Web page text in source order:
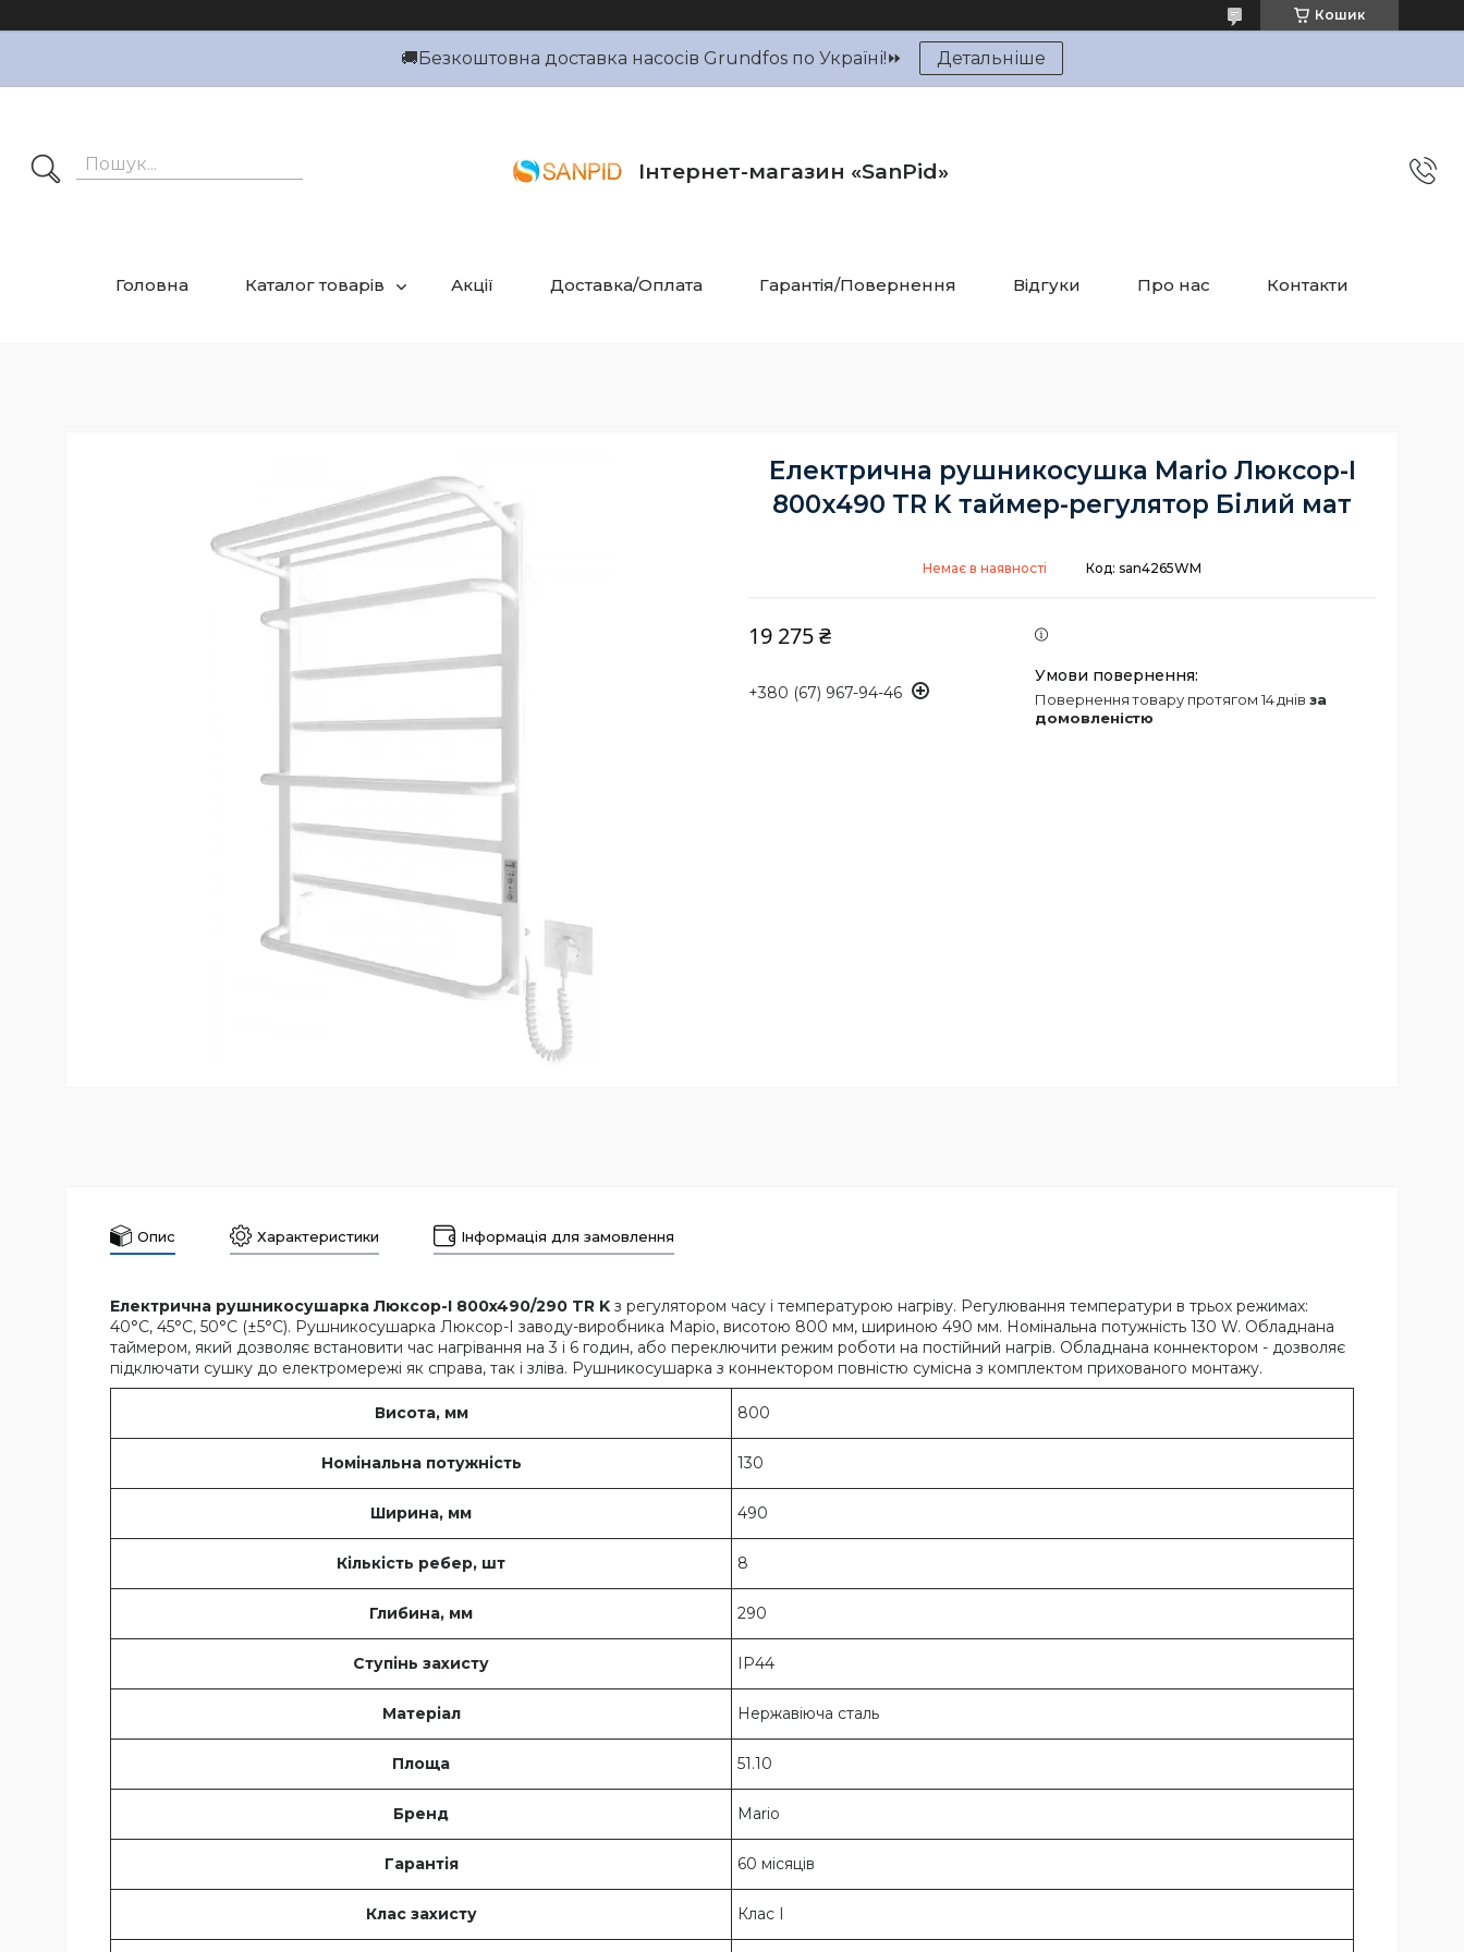
Кошик
🚚Безкоштовна доставка насосів Grundfos по Україні!⏩ Детальніше
Інтернет-магазин «SanPid»
Головна Каталог товарів Акції Доставка/Оплата Гарантія/Повернення Відгуки Про нас Контакти
Електрична рушникосушка Mario Люксор-I
800x490 TR K таймер-регулятор Білий мат
Немає в наявності Код: san4265WM
19 275 ₴
+380 (67) 967-94-46 повернення товару протягом 14 днів за
домовленістю
Опис Характеристики Інформація для замовлення
Електрична рушникосушарка Люксор-I 800x490/290 TR K з регулятором часу і температурою нагріву. Регулювання температури в трьох режимах:
40°С, 45°С, 50°С (±5°С). Рушникосушарка Люксор-I заводу-виробника Маріо, висотою 800 мм, шириною 490 мм. Номінальна потужність 130 W. Обладнана
таймером, який дозволяє встановити час нагрівання на 3 і 6 годин, або переключити режим роботи на постійний нагрів. Обладнана коннектором - дозволяє
підключати сушку до електромережі як справа, так і зліва. Рушникосушарка з коннектором повністю сумісна з комплектом прихованого монтажу.
Висота, мм 800
Номінальна потужність 130
Ширина, мм 490
Кількість ребер, шт 8
Глибина, мм 290
Ступінь захисту IP44
Матеріал Нержавіюча сталь
Площа 51.10
Бренд Mario
Гарантія 60 місяців
Клас захисту Клас I